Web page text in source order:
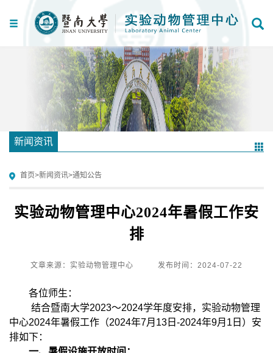
新闻资讯
首页>新闻资讯>通知公告
实验动物管理中心2024年暑假工作安
排
文章来源：实验动物管理中心 发布时间：2024-07-22
各位师生：
结合暨南大学2023～2024学年度安排，实验动物管理
中心2024年暑假工作（2024年7月13日-2024年9月1日）安
排如下：